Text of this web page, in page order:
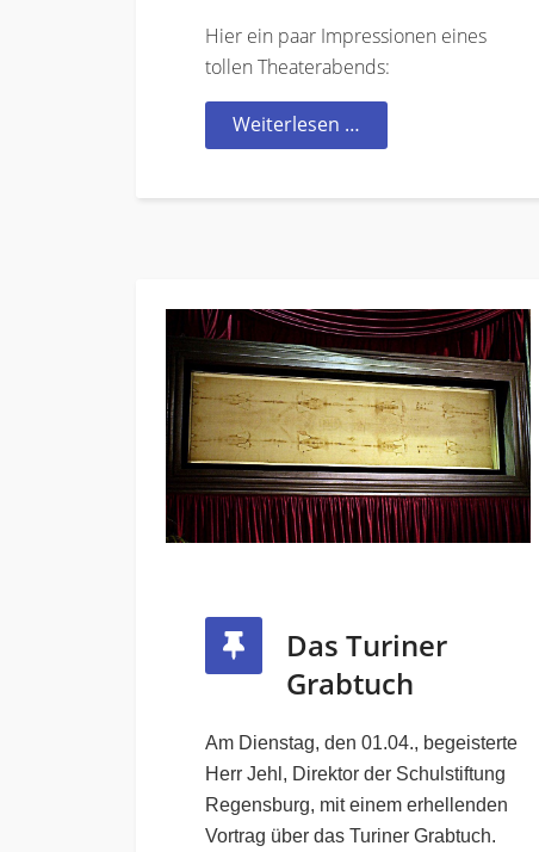
Hier ein paar Impressionen eines
tollen Theaterabends:
Weiterlesen …
Das Turiner
Grabtuch
Am Dienstag, den 01.04., begeisterte
Herr Jehl, Direktor der Schulstiftung
Regensburg, mit einem erhellenden
Vortrag über das Turiner Grabtuch.